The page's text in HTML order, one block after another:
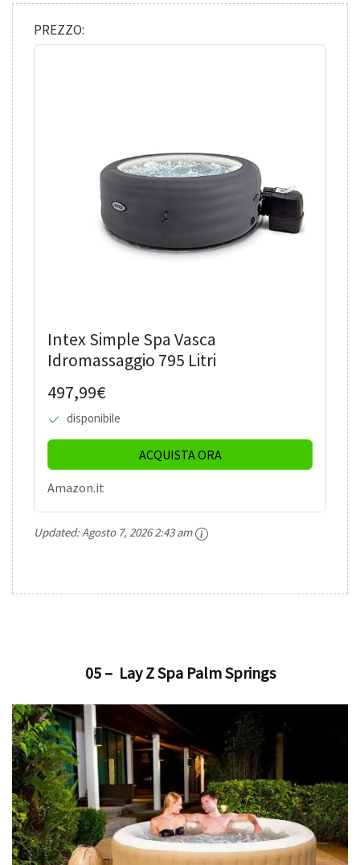
PREZZO:
Intex Simple Spa Vasca
Idromassaggio 795 Litri
497,99€
disponibile
ACQUISTA ORA
Amazon.it
Updated:Agosto 7, 2026 2:43 am
05 – Lay Z Spa Palm Springs